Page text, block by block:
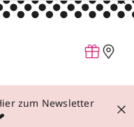
zum Newsletter